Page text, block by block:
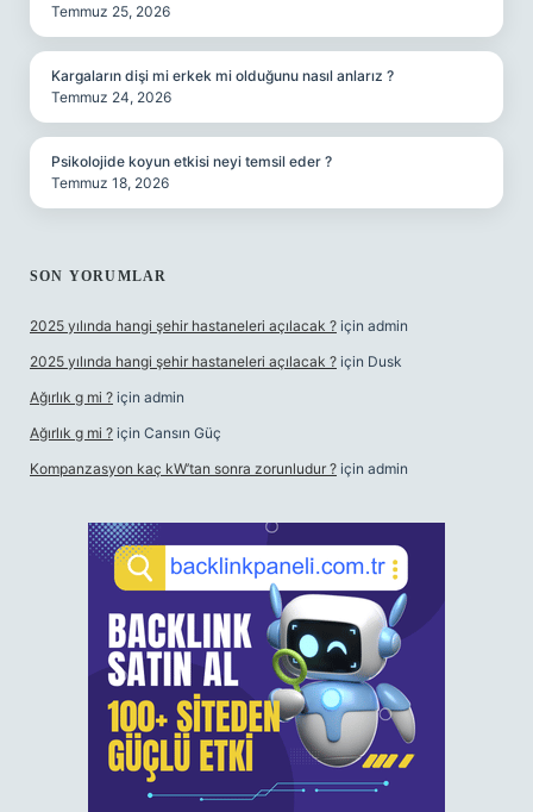
Temmuz 25, 2026
Kargaların dişi mi erkek mi olduğunu nasıl anlarız ?
Temmuz 24, 2026
Psikolojide koyun etkisi neyi temsil eder ?
Temmuz 18, 2026
SON YORUMLAR
2025 yılında hangi şehir hastaneleri açılacak ? için admin
2025 yılında hangi şehir hastaneleri açılacak ? için Dusk
Ağırlık g mi ? için admin
Ağırlık g mi ? için Cansın Güç
Kompanzasyon kaç kW’tan sonra zorunludur ? için admin